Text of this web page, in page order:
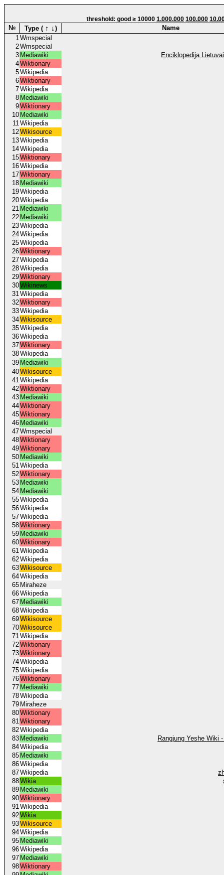
threshold: good ≥ 10000 1.000.000 100.000
№ Type ( ↑ ↓)
Name
1Wmspecial
2Wmspecial
3 Mediawiki
Enciklopedija
4Wiktionary
5Wikipedia
6Wiktionary
7Wikipedia
8 Mediawiki
9Wiktionary
10 Mediawiki
11Wikipedia
12Wikisource
13Wikipedia
14Wikipedia
15Wiktionary
16Wikipedia
17Wiktionary
18 Mediawiki
19Wikipedia
20Wikipedia
21 Mediawiki
22 Mediawiki
23Wikipedia
24Wikipedia
25Wikipedia
26Wiktionary
27Wikipedia
28Wikipedia
29Wiktionary
30Wikinews
31Wikipedia
32Wiktionary
33Wikipedia
34Wikisource
35Wikipedia
36Wikipedia
37Wiktionary
38Wikipedia
39 Mediawiki
40Wikisource
41Wikipedia
42Wiktionary
43 Mediawiki
44Wiktionary
45Wiktionary
46 Mediawiki
47Wmspecial
48Wiktionary
49Wiktionary
50 Mediawiki
51Wikipedia
52Wiktionary
53 Mediawiki
54 Mediawiki
55Wikipedia
56Wikipedia
57Wikipedia
58Wiktionary
59 Mediawiki
60Wiktionary
61Wikipedia
62Wikipedia
63Wikisource
64Wikipedia
65 Miraheze
66Wikipedia
67 Mediawiki
68Wikipedia
69Wikisource
70Wikisource
71Wikipedia
72Wiktionary
73Wiktionary
74Wikipedia
75Wikipedia
76Wiktionary
77 Mediawiki
78Wikipedia
79 Miraheze
80Wiktionary
81Wiktionary
82Wikipedia
83 Mediawiki
Rangjung Yeshe Wiki
84Wikipedia
85 Mediawiki
86Wikipedia
87Wikipedia
88Wikia
89 Mediawiki
90Wiktionary
91Wikipedia
92Wikia
93Wikisource
94Wikipedia
95 Mediawiki
96Wikipedia
97 Mediawiki
98Wiktionary